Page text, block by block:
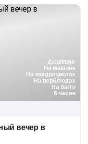
Джиппинг
На машине
На квадроциклах
На верблюдах
На багги
6 часов
вечер в